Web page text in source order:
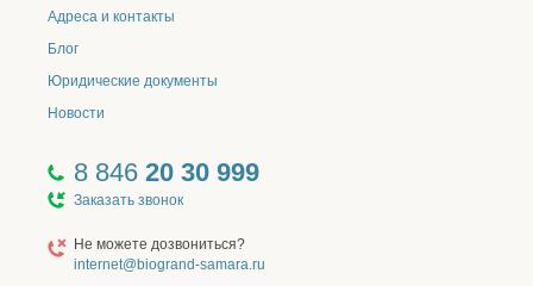
Адреса и контакты
Блог
Юридические документы
Новости
8 846 20 30 999
Заказать звонок
Не можете дозвониться?
internet@biogrand-samara.ru